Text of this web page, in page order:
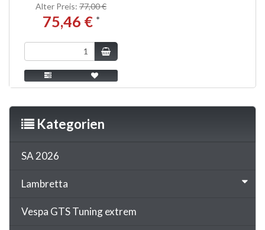
Alter Preis: 77,00 €
75,46 € *
Kategorien
SA 2026
Lambretta
Vespa GTS Tuning extrem